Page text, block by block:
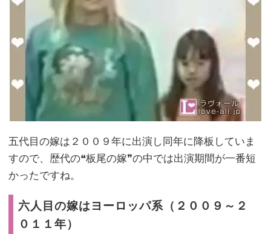
五代目の嫁は２００９年に出演し同年に降板していま
すので、歴代の❝板尾の嫁❞の中では出演期間が一番短
かったですね。
六人目の嫁はヨーロッパ系（２００９～２
０１１年）